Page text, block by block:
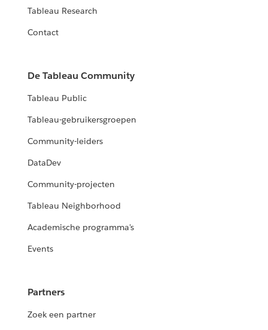
Tableau Research
Contact
De Tableau Community
Tableau Public
Tableau-gebruikersgroepen
Community-leiders
DataDev
Community-projecten
Tableau Neighborhood
Academische programma's
Events
Partners
Zoek een partner